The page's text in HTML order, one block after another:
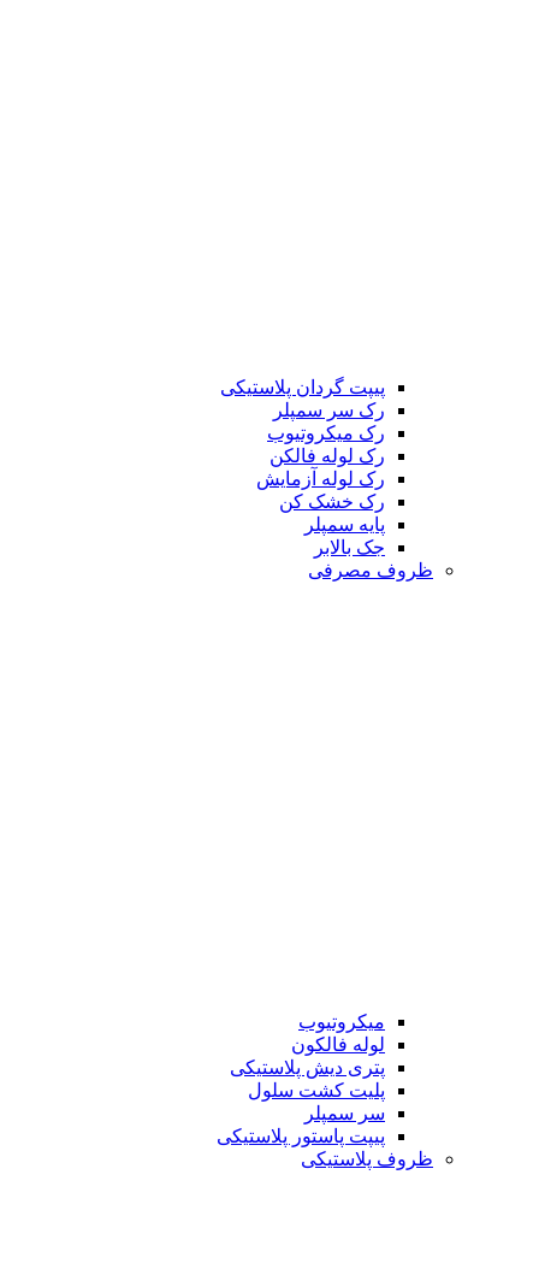
پیپت گردان پلاستیکی
رک سر سمپلر
رک میکروتیوب
رک لوله فالکن
رک لوله آزمایش
رک خشک کن
پایه سمپلر
جک بالابر
ظروف مصرفی
میکروتیوب
لوله فالکون
پتری دیش پلاستیکی
پلیت کشت سلول
سر سمپلر
پیپت پاستور پلاستیکی
ظروف پلاستیکی